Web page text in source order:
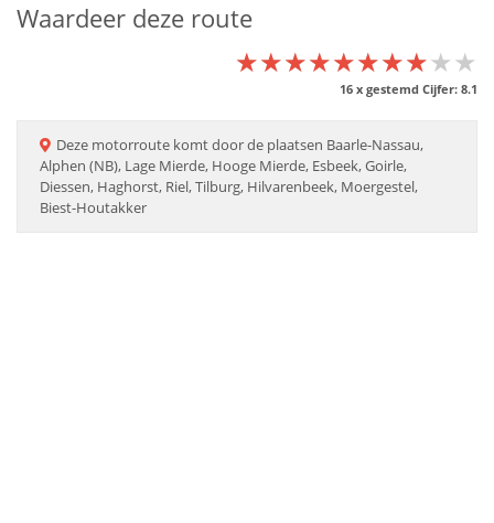
Waardeer deze route
★★★★★★★★★★
★★★★★★★★★★
★★★★★★★★★★
16 x gestemd Cijfer: 8.1
Deze motorroute komt door de plaatsen Baarle-Nassau,
Alphen (NB), Lage Mierde, Hooge Mierde, Esbeek, Goirle,
Diessen, Haghorst, Riel, Tilburg, Hilvarenbeek, Moergestel,
Biest-Houtakker